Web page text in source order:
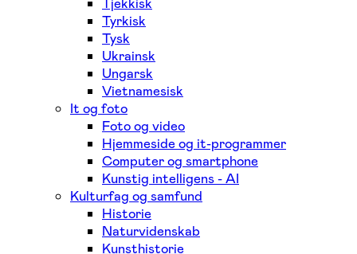
Tyrkisk
Tysk
Ukrainsk
Ungarsk
Vietnamesisk
It og foto
Foto og video
Hjemmeside og it-programmer
Computer og smartphone
Kunstig intelligens - AI
Kulturfag og samfund
Historie
Naturvidenskab
Kunsthistorie